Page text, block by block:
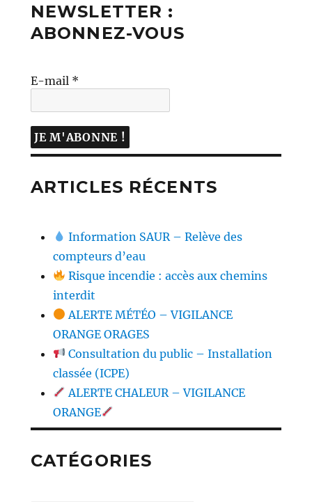
NEWSLETTER :
ABONNEZ-VOUS
E-mail *
ARTICLES RÉCENTS
Information SAUR – Relève des
compteurs d’eau
Risque incendie : accès aux chemins
interdit
ALERTE MÉTÉO – VIGILANCE
ORANGE ORAGES
Consultation du public – Installation
classée (ICPE)
ALERTE CHALEUR – VIGILANCE
ORANGE
CATÉGORIES